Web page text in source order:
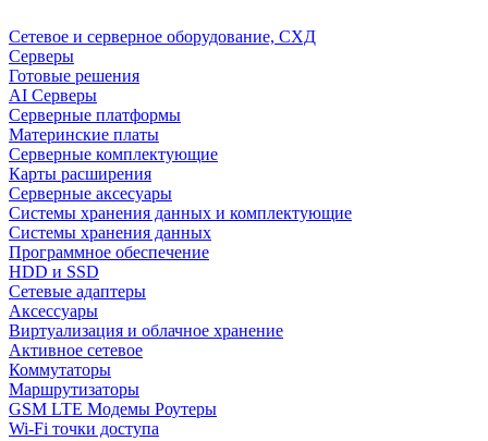
Сетевое и серверное оборудование, СХД
Cерверы
Готовые решения
AI Серверы
Серверные платформы
Материнские платы
Серверные комплектующие
Карты расширения
Серверные аксесуары
Системы хранения данных и комплектующие
Системы хранения данных
Программное обеспечение
HDD и SSD
Сетевые адаптеры
Аксессуары
Виртуализация и облачное хранение
Активное сетевое
Коммутаторы
Маршрутизаторы
GSM LTE Модемы Роутеры
Wi-Fi точки доступа